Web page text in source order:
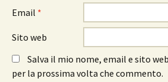
Email *
Sito web
Salva il mio nome, email e sito
per la prossima volta che commento.